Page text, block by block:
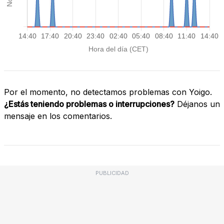
Por el momento, no detectamos problemas con Yoigo.
¿Estás teniendo problemas o interrupciones? Déjanos un
mensaje en los comentarios.
PUBLICIDAD